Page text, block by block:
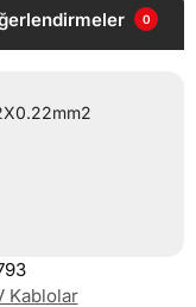
0
Kablolar